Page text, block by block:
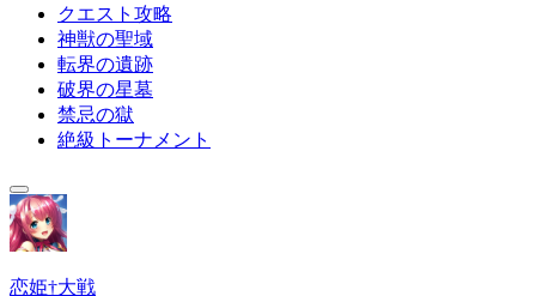
クエスト攻略
神獣の聖域
転界の遺跡
破界の星墓
禁忌の獄
絶級トーナメント
恋姫†大戦